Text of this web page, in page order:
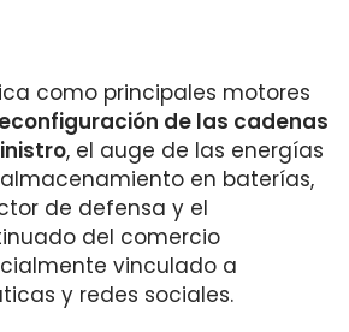
como principales motores
de las cadenas
, el auge de las energías
en baterías,
de defensa y el
del comercio
vinculado a
y redes sociales.